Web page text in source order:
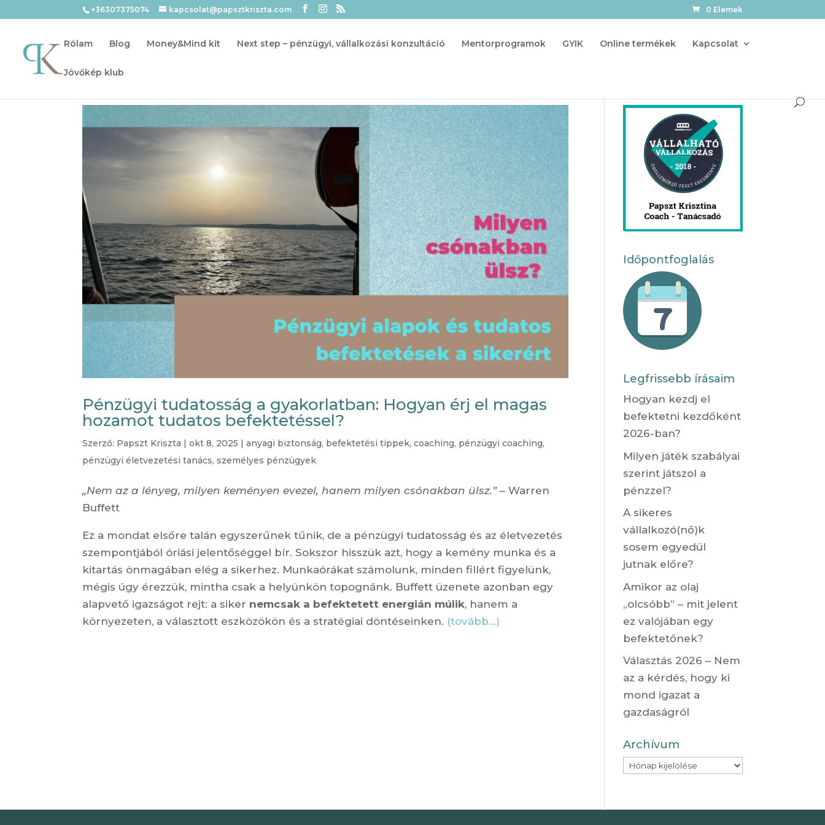
+36307375074 kapcsolat@papsztkriszta.com 0 Elemek
Rólam Blog Money&Mind kit Next step – pénzügyi, vállalkozási konzultáció Mentorprogramok GYIK Online termékek Kapcsolat
Jövőkép klub
Pénzügyi tudatosság a gyakorlatban: Hogyan érj el magas
hozamot tudatos befektetéssel?
Szerző: Papszt Kriszta |okt 8, 2025 |anyagi biztonság, befektetési tippek,coaching, pénzügyi coaching,
pénzügyi életvezetési tanács,személyes pénzügyek
„Nem az a lényeg, milyen keményen evezel, hanem milyen csónakban ülsz.”– Warren
Buffett
Ez a mondat elsőre talán egyszerűnek tűnik, de a pénzügyi tudatosság és az életvezetés
szempontjából óriási jelentőséggel bír. Sokszor hisszük azt, hogy a kemény munka és a
kitartás önmagában elég a sikerhez. Munkaórákat számolunk, minden fillért figyelünk,
mégis úgy érezzük, mintha csak a helyünkön topognánk. Buffett üzenete azonban egy
alapvető igazságot rejt: a siker nemcsak a befektetett energián múlik, hanem a
környezeten, a választott eszközökön és a stratégiai döntéseinken. (tovább…)
Időpontfoglalás
Legfrissebb írásaim
Hogyan kezdj el
befektetni kezdőként
2026-ban?
Milyen játék szabályai
szerint játszol a
pénzzel?
A sikeres
vállalkozó(nő)k
sosem egyedül
jutnak előre?
Amikor az olaj
„olcsóbb” – mit jelent
ez valójában egy
befektetőnek?
Választás 2026 – Nem
az a kérdés, hogy ki
mond igazat a
gazdaságról
Archívum
Archívum